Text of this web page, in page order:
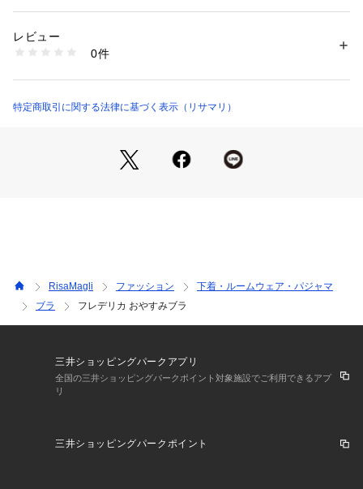
糸をあしらい、日差しに照らされてきらめく様子を演出してい
ます。カップからストラップ、アンダー部分まで花柄ストレッ
カラーはボタニカルをイメージしたホワイト、ブラック、ベー
日常のふとしたたたずまいも、美しいものへと変えてしまうよ
ーです。
カップくりの安定感を高めるループテープで脇流れを防ぎ、胸
を美しくキープしてくれます。
たブラです。
＜サイズ＞
L：バスト 86～94cm（おすすめブラサイズ：B75、C75、D7
素材：ナイロン・ポリウレタン
商品番号：
N05-48715 （ショップ）
レビュー
0件
特定商取引に関する法律に基づく表示（リサマリ）
RisaMagli ファッション
下着・ルームウェア・パジャマ
ブラ
フレデリカ おやすみブラ
三井ショッピングパークアプリ
全国の三井ショッピングパークポイント対象施設でご利用できるアプ
リ
三井ショッピングパークポイント